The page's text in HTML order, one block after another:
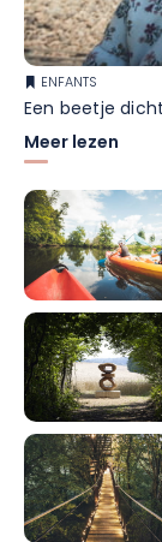
ENFANTS
Een beetje
Meer lezen